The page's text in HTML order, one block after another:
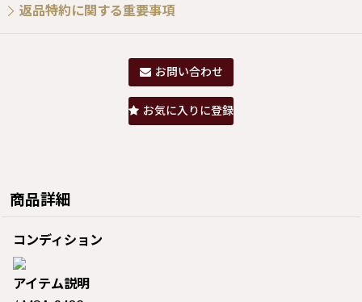
返品特約に関する重要事項
お問い合わせ
お気に入りに登録
商品詳細
コンディション
アイテム説明